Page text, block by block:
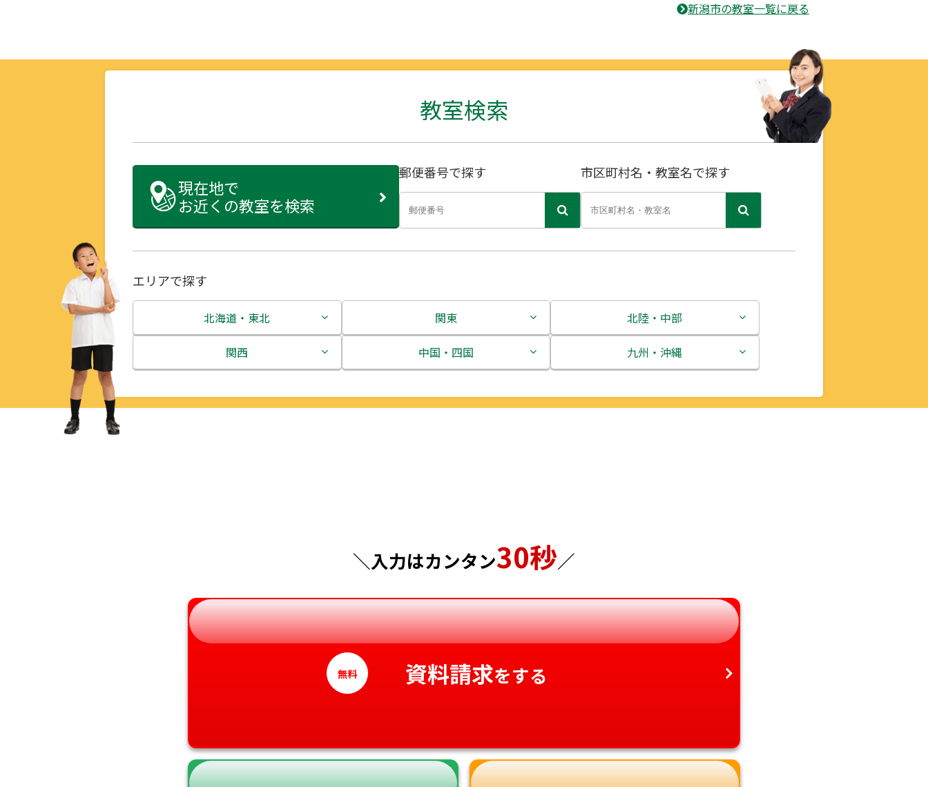
新潟市の教室一覧に戻る
教室検索
現在地で
お近くの教室を検索
郵便番号で探す 市区町村名・教室名で探す
エリアで探す
北海道・東北
北海道
関東
茨城県
神奈川県
北陸・中部
新潟県
愛知県
関西
中国・四国
徳島県
愛媛県
九州・沖縄
沖縄県
＼入力はカンタン30秒／
無料 資料請求をする